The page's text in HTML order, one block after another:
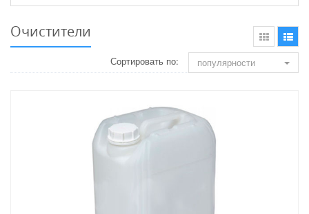
Очистители
Сортировать по: популярности